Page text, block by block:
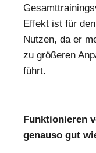
Effekt ist für
Nutzen, da er
zu größeren
führt.
Funktionieren
genauso gut